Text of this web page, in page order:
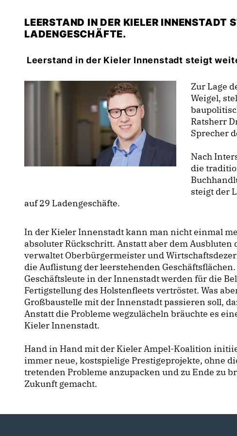
LEERSTAND IN DER KIELER INNENSTADT
LADENGESCHÄFTE.
Leerstand in der Kieler Innenstadt steigt
Zur Lage
Weigel,
Ratsherr
Sprecher
Nach
die
steigt der
auf 29 Ladengeschäfte.
In der Kieler Innenstadt kann man nicht einmal
absoluter Rückschritt. Anstatt aber dem
verwaltet Oberbürgermeister und
die Auflistung der leerstehenden
Geschäftsleute in der Innenstadt werden für die
Fertigstellung des Holstenfleets vertröstet. Was
Großbaustelle mit der Innenstadt passieren soll,
Anstatt die Probleme wegzulächeln bräuchte es
Kieler Innenstadt.
Hand in Hand mit der Kieler Ampel-Koalition
immer neue, kostspielige Prestigeprojekte, ohne
tretenden Probleme anzupacken und zu Ende zu
Zukunft gemacht.